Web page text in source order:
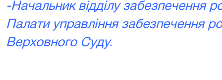
-Начальник відділу забезпечення
Палати управління забезпечення
Верховного Суду.